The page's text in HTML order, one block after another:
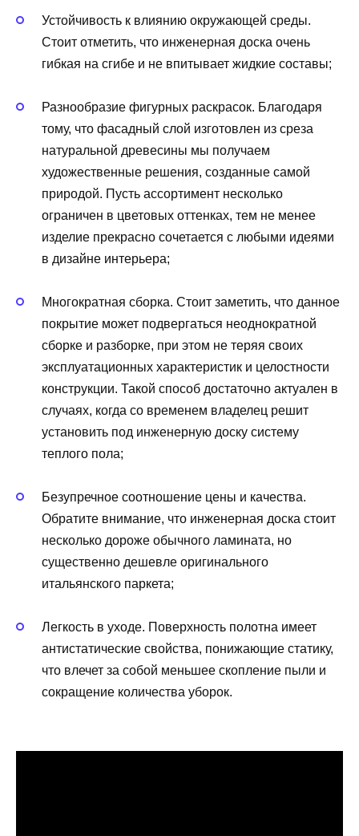
Устойчивость к влиянию окружающей среды.
Стоит отметить, что инженерная доска очень
гибкая на сгибе и не впитывает жидкие составы;
Разнообразие фигурных раскрасок. Благодаря
тому, что фасадный слой изготовлен из среза
натуральной древесины мы получаем
художественные решения, созданные самой
природой. Пусть ассортимент несколько
ограничен в цветовых оттенках, тем не менее
изделие прекрасно сочетается с любыми идеями
в дизайне интерьера;
Многократная сборка. Стоит заметить, что данное
покрытие может подвергаться неоднократной
сборке и разборке, при этом не теряя своих
эксплуатационных характеристик и целостности
конструкции. Такой способ достаточно актуален в
случаях, когда со временем владелец решит
установить под инженерную доску систему
теплого пола;
Безупречное соотношение цены и качества.
Обратите внимание, что инженерная доска стоит
несколько дороже обычного ламината, но
существенно дешевле оригинального
итальянского паркета;
Легкость в уходе. Поверхность полотна имеет
антистатические свойства, понижающие статику,
что влечет за собой меньшее скопление пыли и
сокращение количества уборок.